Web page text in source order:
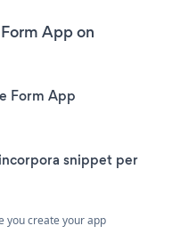
App on
Form App
snippet per
you create your app